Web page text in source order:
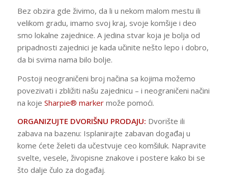
Bez obzira gde živimo, da li u nekom malom mestu ili
velikom gradu, imamo svoj kraj, svoje komšije i deo
smo lokalne zajednice. A jedina stvar koja je bolja od
pripadnosti zajednici je kada učinite nešto lepo i dobro,
da bi svima nama bilo bolje.
Postoji neograničeni broj načina sa kojima možemo
povezivati i zbližiti našu zajednicu – i neograničeni načini
na koje Sharpie® markermože pomoći.
ORGANIZUJTE DVORIŠNU PRODAJU: Dvorište ili
zabava na bazenu: Isplanirajte zabavan događaj u
kome ćete želeti da učestvuje ceo komšiluk. Napravite
svelte, vesele, živopisne znakove i postere kako bi se
što dalje čulo za događaj.